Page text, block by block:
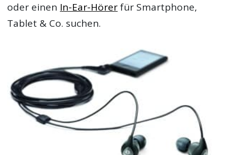
oder einen In-Ear-Hörerfür Smartphone,
Tablet & Co. suchen.